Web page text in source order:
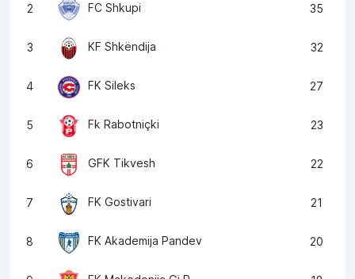
2 FC Shkupi 35
3 KF Shkëndija 32
4 FK Sileks 27
5 Fk Rabotniçki 23
6 GFK Tikvesh 22
7 FK Gostivari 21
8 FK Akademija Pandev 20